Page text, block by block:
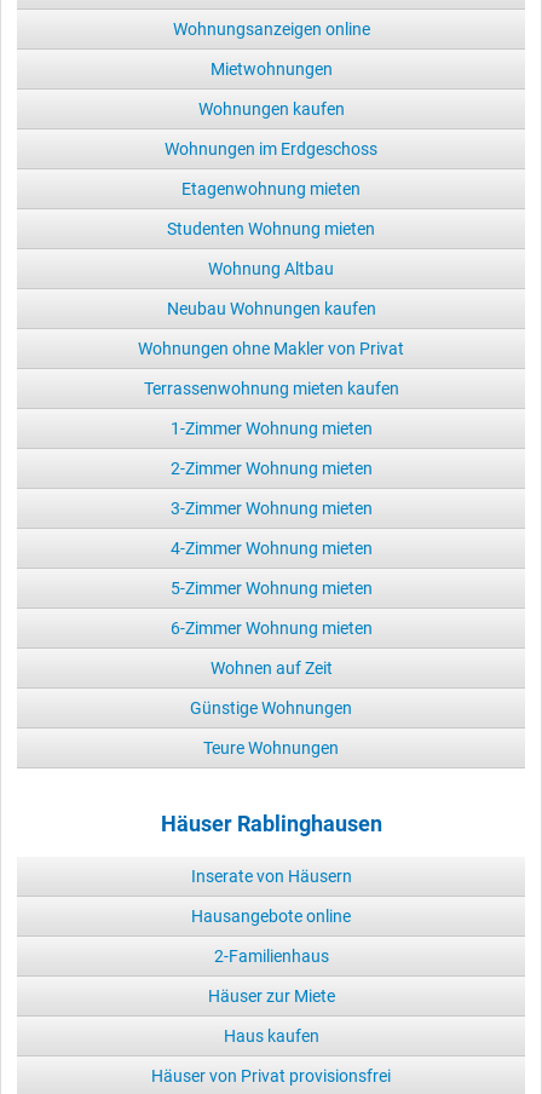
Wohnungsanzeigen online
Mietwohnungen
Wohnungen kaufen
Wohnungen im Erdgeschoss
Etagenwohnung mieten
Studenten Wohnung mieten
Wohnung Altbau
Neubau Wohnungen kaufen
Wohnungen ohne Makler von Privat
Terrassenwohnung mieten kaufen
1-Zimmer Wohnung mieten
2-Zimmer Wohnung mieten
3-Zimmer Wohnung mieten
4-Zimmer Wohnung mieten
5-Zimmer Wohnung mieten
6-Zimmer Wohnung mieten
Wohnen auf Zeit
Günstige Wohnungen
Teure Wohnungen
Häuser Rablinghausen
Inserate von Häusern
Hausangebote online
2-Familienhaus
Häuser zur Miete
Haus kaufen
Häuser von Privat provisionsfrei